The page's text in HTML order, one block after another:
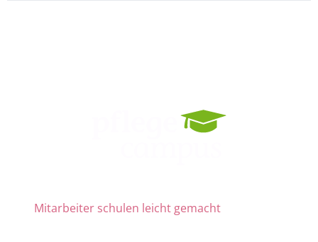
Mitarbeiter schulen leicht gemacht